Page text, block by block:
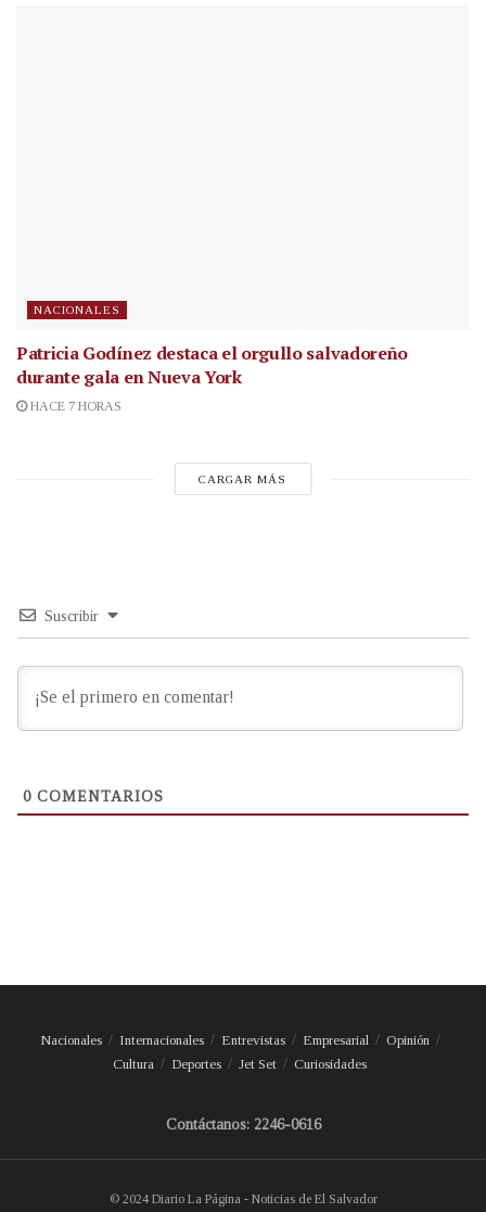
NACIONALES
Patricia Godínez destaca el orgullo salvadoreño
durante gala en Nueva York
HACE 7 HORAS
CARGAR MÁS
Suscribir
0 COMENTARIOS
Nacionales Internacionales Entrevistas Empresarial
Opinión
Cultura
Deportes Jet Set Curiosidades
Contáctanos: 2246-0616
© 2024 Diario La Página - Noticias de El Salvador